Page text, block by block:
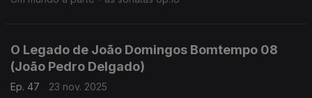
O Legado de João Domingos Bomtempo 08
(João Pedro Delgado)
Ep. 47
23 nov. 2025